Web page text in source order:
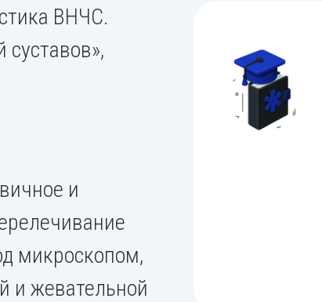
ВНЧС.
суставов»,
и
микроскопом,
и жевательной